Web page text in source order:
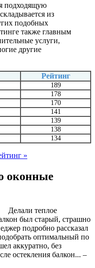
подходящую
из
подобных
также главным
услуги,
другие
Рейтинг
189
178
170
141
139
138
134
»
оконные
Делали теплое
был старый, страшно
подробно рассказал
оптимальный по
аккуратно, без
остекления балкон... –